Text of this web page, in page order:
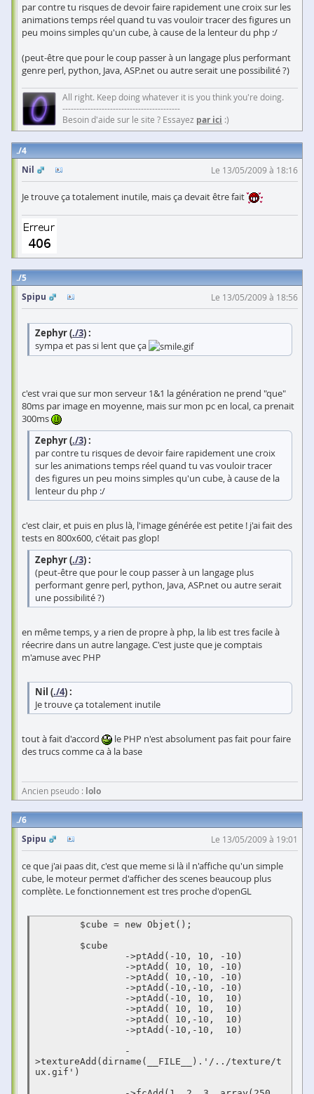
par contre tu risques de devoir faire rapidement une croix sur les
animations temps réel quand tu vas vouloir tracer des figures un
peu moins simples qu'un cube, à cause de la lenteur du php :/
(peut-être que pour le coup passer à un langage plus performant
genre perl, python, Java, ASP.net ou autre serait une possibilité ?)
All right. Keep doing whatever it is you think you're doing.
------------------------------------------
Besoin d'aide sur le site ? Essayez par ici :)
4
Nil
Le 13/05/2009 à 18:16
Je trouve ça totalement inutile, mais ça devait être fait
5
Spipu
Le 13/05/2009 à 18:56
Zephyr (./3) :
sympa et pas si lent que ça
c'est vrai que sur mon serveur 1&1 la génération ne prend "que"
80ms par image en moyenne, mais sur mon pc en local, ca prenait
300ms
Zephyr (./3) :
par contre tu risques de devoir faire rapidement une croix
sur les animations temps réel quand tu vas vouloir tracer
des figures un peu moins simples qu'un cube, à cause de la
lenteur du php :/
c'est clair, et puis en plus là, l'image générée est petite ! j'ai fait des
tests en 800x600, c'était pas glop!
Zephyr (./3) :
(peut-être que pour le coup passer à un langage plus
performant genre perl, python, Java, ASP.net ou autre serait
une possibilité ?)
en même temps, y a rien de propre à php, la lib est tres facile à
réecrire dans un autre langage. C'est juste que je comptais
m'amuse avec PHP
Nil (./4) :
Je trouve ça totalement inutile
tout à fait d'accord
le PHP n'est absolument pas fait pour faire
des trucs comme ca à la base
Ancien pseudo : lolo
6
Spipu
Le 13/05/2009 à 19:01
ce que j'ai paas dit, c'est que meme si là il n'affiche qu'un simple
cube, le moteur permet d'afficher des scenes beaucoup plus
complète. Le fonctionnement est tres proche d'openGL
>textureAdd(dirname(__FILE__).'/../texture/t
ux.gif')